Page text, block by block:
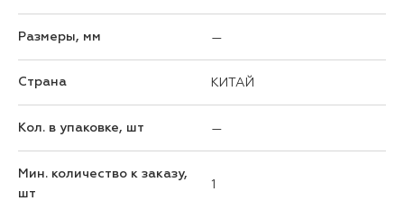
Размеры, мм —
Страна КИТАЙ
Кол. в упаковке, шт —
Мин. количество к заказу,
шт
1